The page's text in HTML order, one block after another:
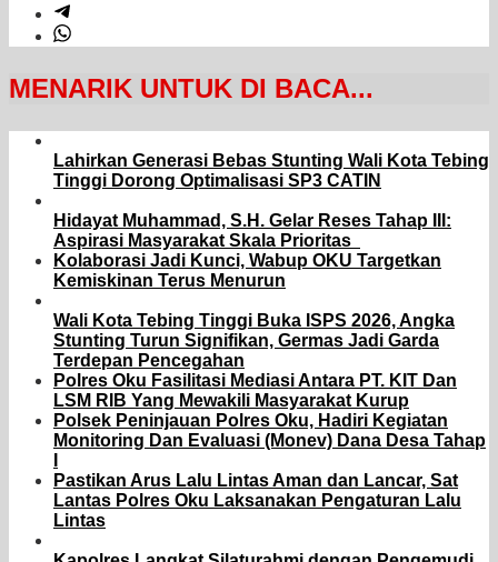
MENARIK UNTUK DI BACA...
Lahirkan Generasi Bebas Stunting Wali Kota Tebing
Tinggi Dorong Optimalisasi SP3 CATIN
Hidayat Muhammad, S.H. Gelar Reses Tahap III:
Aspirasi Masyarakat Skala Prioritas
Kolaborasi Jadi Kunci, Wabup OKU Targetkan
Kemiskinan Terus Menurun
Wali Kota Tebing Tinggi Buka ISPS 2026, Angka
Stunting Turun Signifikan, Germas Jadi Garda
Terdepan Pencegahan
Polres Oku Fasilitasi Mediasi Antara PT. KIT Dan
LSM RIB Yang Mewakili Masyarakat Kurup
Polsek Peninjauan Polres Oku, Hadiri Kegiatan
Monitoring Dan Evaluasi (Monev) Dana Desa Tahap
Pastikan Arus Lalu Lintas Aman dan Lancar, Sat
Lantas Polres Oku Laksanakan Pengaturan Lalu
Lintas